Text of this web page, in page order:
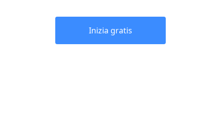
Inizia gratis